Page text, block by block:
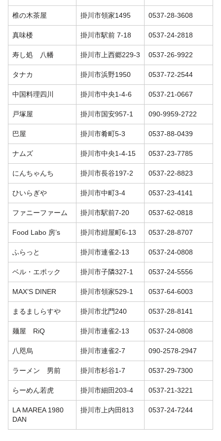
椎の木茶屋 掛川市領家1495 0537-28-3608
真味楼 掛川市駅前 7-18 0537-24-2818
寿し処 八幡 掛川市上西郷229-3 0537-26-9922
タナカ 掛川市浜野1950 0537-72-2544
中国料理四川 掛川市中央1-4-6 0537-21-0667
戸塚屋 掛川市国安957-1 090-9959-2722
巴屋 掛川市肴町5-3 0537-88-0439
ナムズ 掛川市中央1-4-15 0537-23-7785
にんちゃんち 掛川市長谷197-2 0537-22-8823
ひいらぎや 掛川市中町3-4 0537-23-4141
ファニーファーム 掛川市駅前7-20 0537-62-0818
Food Labo 房’s 掛川市紺屋町6-13 0537-28-8707
ふらっと 掛川市連雀2-13 0537-24-0808
ベル・エポック 掛川市子隣327-1 0537-24-5556
MAX’S DINER 掛川市領家529-1 0537-64-6003
まるましらすや 掛川市北門240 0537-28-8141
麺屋 RiQ 掛川市連雀2-13 0537-24-0808
八咫烏 掛川市連雀2-7 090-2578-2947
ラーメン 男前 掛川市杉谷1-7 0537-29-7300
らーめん若虎 掛川市細田203-4 0537-21-3221
LA MAREA 1980
DAN
掛川市上内田813 0537-24-7244